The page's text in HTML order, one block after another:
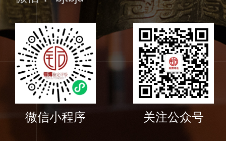
微信小程序 关注公众号